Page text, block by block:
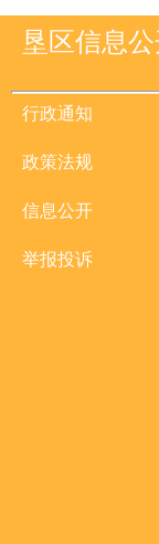
垦区信息
行政通知
政策法规
信息公开
举报投诉